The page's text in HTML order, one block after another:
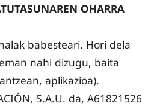
OHARRA
babesteari. Hori dela
nahi dizugu, baita
aplikazioa).
S.A.U. da, A61821526